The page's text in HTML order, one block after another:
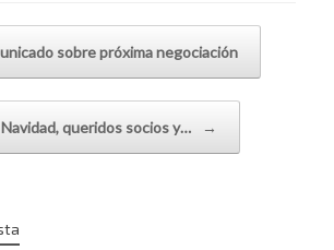
sobre próxima negociación
Navidad, queridos socios y… →